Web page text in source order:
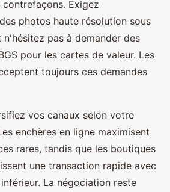
Exigez
photos haute résolution sous
pas à demander des
pour les cartes de valeur. Les
toujours ces demandes
vos canaux selon votre
enchères en ligne maximisent
rares, tandis que les boutiques
une transaction rapide avec
La négociation reste